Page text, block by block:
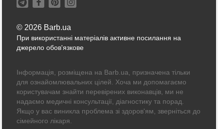
© 2026 Barb.ua
При використанні матеріалів активне посилання на
джерело обов'язкове
Інформація, розміщена на Barb.ua, призначена тільки
для ознайомлювальних цілей. Хоча ми допомагаємо
користувачам знайти перевірених виконавців, ми не
надаємо медичні консультації, діагностику та порад.
Якщо у вас виникла проблема зі здоров'ям, зверніться до
сімейного лікаря.